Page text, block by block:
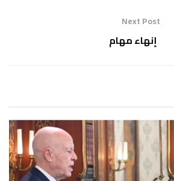
Next Post
إنهاء مهام